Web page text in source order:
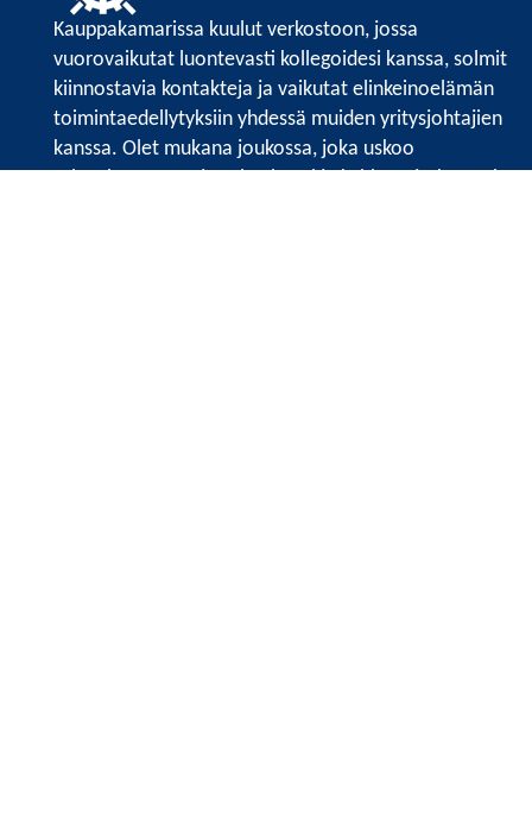
Kauppakamarissa kuulut verkostoon, jossa
vuorovaikutat luontevasti kollegoidesi kanssa, solmit
kiinnostavia kontakteja ja vaikutat elinkeinoelämän
toimintaedellytyksiin yhdessä muiden yritysjohtajien
kanssa. Olet mukana joukossa, joka uskoo